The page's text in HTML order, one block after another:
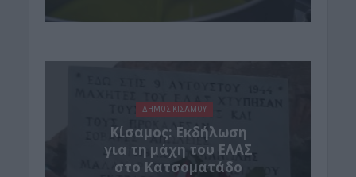
ΔΉΜΟΣ ΚΙΣΆΜΟΥ
Κίσαμος: Εκδήλωση
για τη μάχη του ΕΛΑΣ
στο Κατσοματάδο